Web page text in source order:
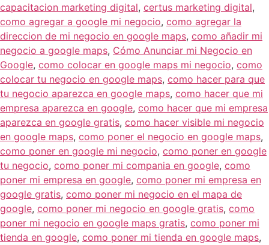
capacitacion marketing digital, certus marketing digital,
como agregar a google mi negocio, como agregar la
direccion de mi negocio en google maps, como añadir mi
negocio a google maps, Cómo Anunciar mi Negocio en
Google, como colocar en google maps mi negocio, como
colocar tu negocio en google maps, como hacer para que
tu negocio aparezca en google maps, como hacer que mi
empresa aparezca en google, como hacer que mi empresa
aparezca en google gratis, como hacer visible mi negocio
en google maps, como poner el negocio en google maps,
como poner en google mi negocio, como poner en google
tu negocio, como poner mi compania en google, como
poner mi empresa en google, como poner mi empresa en
google gratis, como poner mi negocio en el mapa de
google, como poner mi negocio en google gratis, como
poner mi negocio en google maps gratis, como poner mi
tienda en google, como poner mi tienda en google maps,